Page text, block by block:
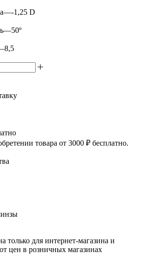
—-1,25 D
—50º
8,5
товара от 3000 ₽ бесплатно.
только для интернет-магазина и
цен в розничных магазинах